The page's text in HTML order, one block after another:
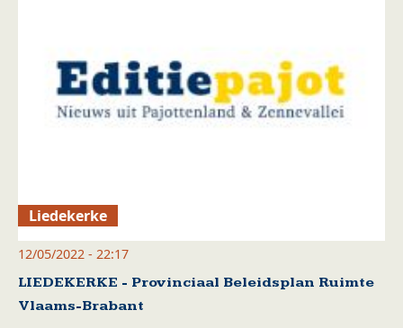
Liedekerke
12/05/2022 - 22:17
LIEDEKERKE - Provinciaal Beleidsplan Ruimte
Vlaams-Brabant